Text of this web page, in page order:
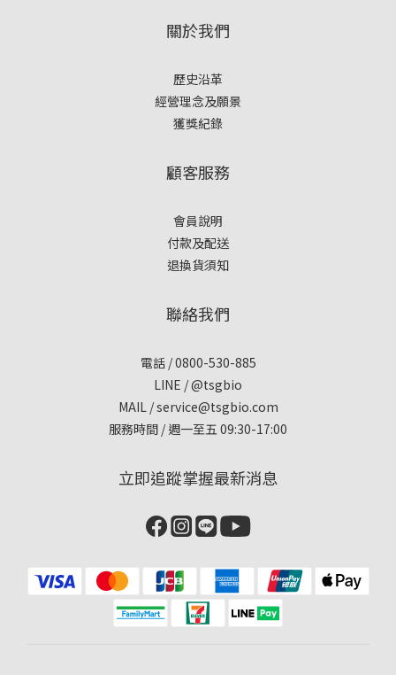
關於我們
歷史沿革
經營理念及願景
獲獎紀錄
顧客服務
會員說明
付款及配送
退換貨須知
聯絡我們
電話 / 0800-530-885
LINE / @tsgbio
MAIL /service@tsgbio.com
服務時間 / 週一至五 09:30-17:00
立即追蹤掌握最新消息